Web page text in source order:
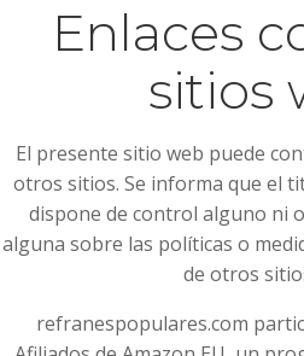
Enlaces
sitios
El presente sitio web puede
otros sitios. Se informa que el
dispone de control alguno ni
alguna sobre las políticas o
de otros
refranespopulares.com